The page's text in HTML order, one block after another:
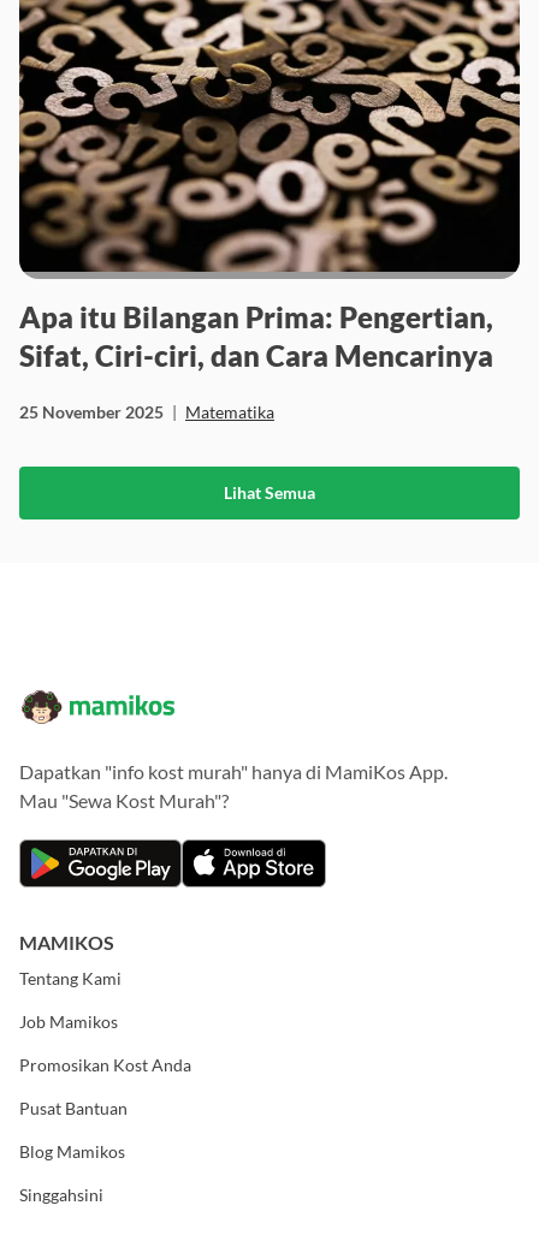
Apa itu Bilangan Prima: Pengertian,
Sifat, Ciri-ciri, dan Cara Mencarinya
25 November 2025 | Matematika
Lihat Semua
Dapatkan "info kost murah" hanya di MamiKos App.
Mau "Sewa Kost Murah"?
MAMIKOS
Tentang Kami
Job Mamikos
Promosikan Kost Anda
Pusat Bantuan
Blog Mamikos
Singgahsini